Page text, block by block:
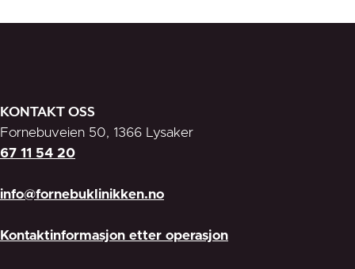
KONTAKT OSS
Fornebuveien 50, 1366 Lysaker
67 11 54 20
info@fornebuklinikken.no
Kontaktinformasjon etter operasjon